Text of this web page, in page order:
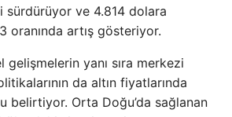
sürdürüyor ve 4.814 dolara
oranında artış gösteriyor.
gelişmelerin yanı sıra merkezi
da altın fiyatlarında
belirtiyor. Orta Doğu’da sağlanan